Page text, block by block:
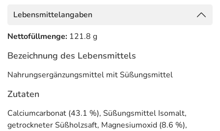
Teofarma s.r.l.
Via F. Illi Cervi 8
27010 Valle Salimbene
Lebensmittelangaben
Nettofüllmenge: 121.8 g
Bezeichnung des Lebensmittels
Nahrungsergänzungsmittel mit Süßungsmittel
Zutaten
Calciumcarbonat (43.1 %), Süßungsmittel Isomalt,
getrockneter Süßholzsaft, Magnesiumoxid (8.6 %),